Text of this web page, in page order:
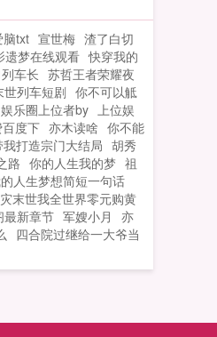
脑txt 宣世梅 渣了白切
遗梦在线观看 快穿我的
车长 苏哲王者荣耀夜
世列车短剧 你不可以觝
娱乐圈上位者by 上位娱
度下 亦木读啥 你不能
我打造宗门大结局 胡秀
路 你的人生我的梦 祖
人生梦想简短一句话
末世我全世界零元购黄
最新章节 军嫂小月
亦
四合院过继给一大爷当